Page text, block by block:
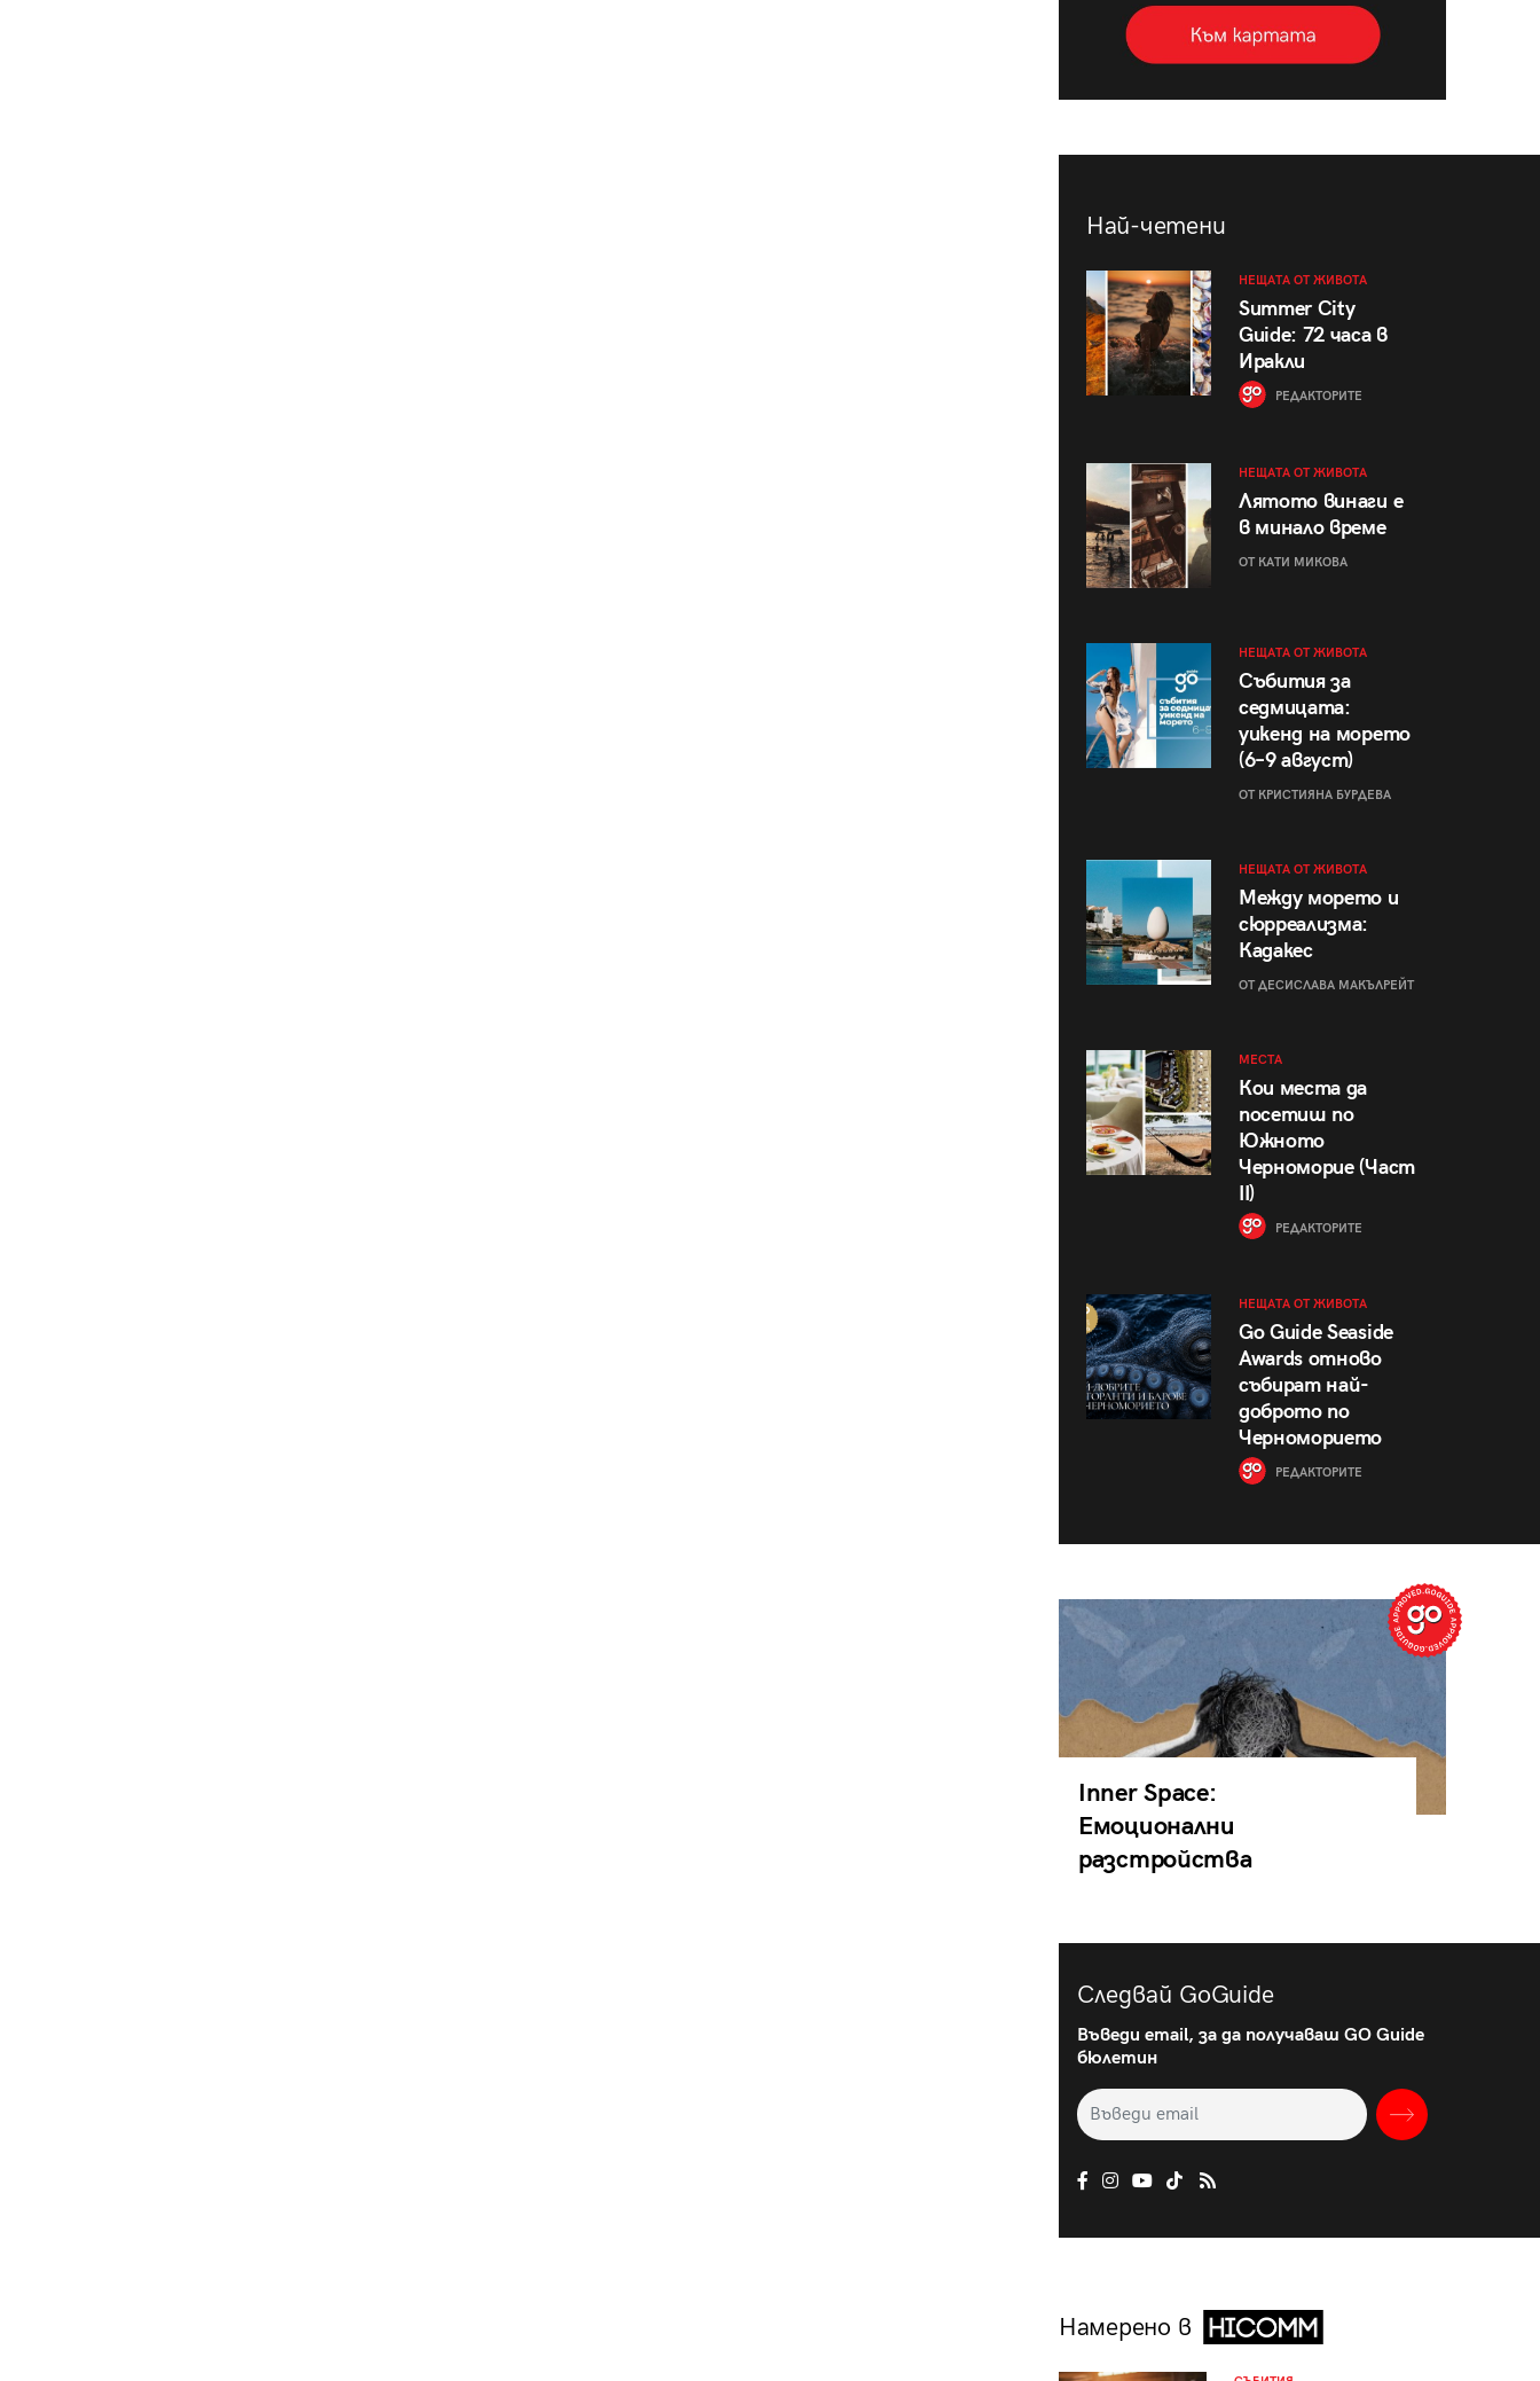
Най-четени
НЕЩАТА ОТ ЖИВОТА
Summer City
Guide: 72 часа в
Иракли
РЕДАКТОРИТЕ
НЕЩАТА ОТ ЖИВОТА
Лятото винаги е
в минало време
ОТ КАТИ МИКОВА
НЕЩАТА ОТ ЖИВОТА
Събития за
седмицата:
уикенд на морето
(6–9 август)
ОТ КРИСТИЯНА БУРДЕВА
НЕЩАТА ОТ ЖИВОТА
Между морето и
сюрреализма:
Кадакес
ОТ ДЕСИСЛАВА МАКЪЛРЕЙТ
МЕСТА
Кои места да
посетиш по
Южното
Черноморие (Част
II)
РЕДАКТОРИТЕ
НЕЩАТА ОТ ЖИВОТА
Go Guide Seaside
Awards отново
събират най-
доброто по
Черноморието
РЕДАКТОРИТЕ
Inner Space:
Емоционални
разстройства
Следвай GoGuide
Въведи email, за да получаваш GO Guide
бюлетин
Намерено в